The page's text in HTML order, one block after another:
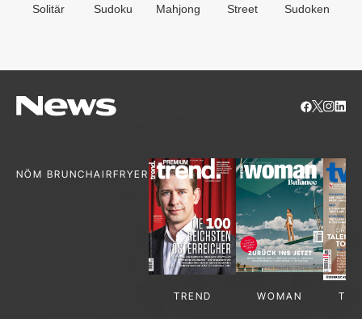
Solitär Sudoku Mahjong Street Sudoken
NÖM BRUNCHAIRFRYER
TREND WOMAN TV-